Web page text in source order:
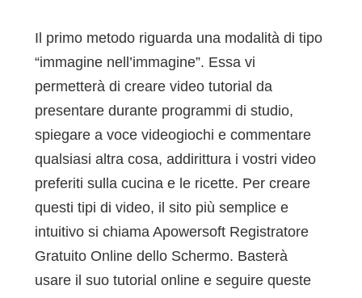
Il primo metodo riguarda una modalità di tipo
“immagine nell’immagine”. Essa vi
permetterà di creare video tutorial da
presentare durante programmi di studio,
spiegare a voce videogiochi e commentare
qualsiasi altra cosa, addirittura i vostri video
preferiti sulla cucina e le ricette. Per creare
questi tipi di video, il sito più semplice e
intuitivo si chiama Apowersoft Registratore
Gratuito Online dello Schermo. Basterà
usare il suo tutorial online e seguire queste